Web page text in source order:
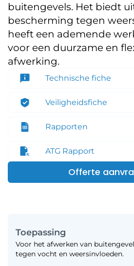
buitengevels. Het biedt
bescherming tegen
heeft een ademende
voor een duurzame en
afwerking.
Technische fiche
Veiligheidsfiche
Rapporten
ATG Rapport
Offerte
Toepassing
Voor het afwerken van
tegen vocht en weersinvloeden.